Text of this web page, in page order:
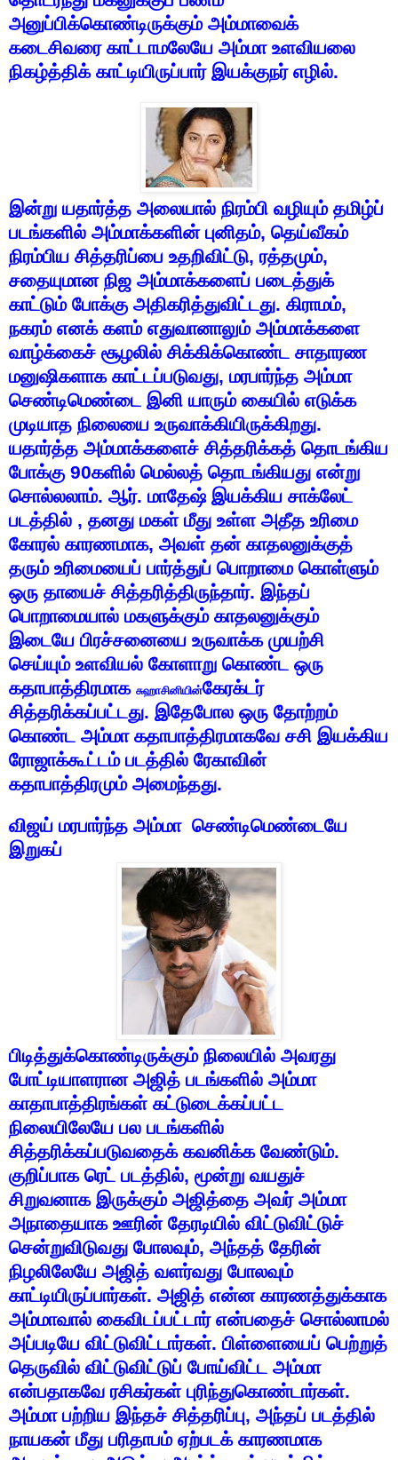
அனுப்பிக்கொண்டிருக்கும் அம்மாவைக்
கடைசிவரை காட்டாமலேயே அம்மா உளவியலை
நிகழ்த்திக் காட்டியிருப்பார் இயக்குநர் எழில்.
இன்று யதார்த்த அலையால் நிரம்பி வழியும் தமிழ்ப்
படங்களில் அம்மாக்களின் புனிதம், தெய்வீகம்
நிரம்பிய சித்தரிப்பை உதறிவிட்டு, ரத்தமும்,
சதையுமான நிஜ அம்மாக்களைப் படைத்துக்
காட்டும் போக்கு அதிகரித்துவிட்டது. கிராமம்,
நகரம் எனக் களம் எதுவானாலும் அம்மாக்களை
வாழ்க்கைச் சூழலில் சிக்கிக்கொண்ட சாதாரண
மனுஷிகளாக காட்டப்படுவது, மரபார்ந்த அம்மா
செண்டிமெண்டை இனி யாரும் கையில் எடுக்க
முடியாத நிலையை உருவாக்கியிருக்கிறது.
யதார்த்த அம்மாக்களைச் சித்தரிக்கத் தொடங்கிய
போக்கு 90களில் மெல்லத் தொடங்கியது என்று
சொல்லலாம். ஆர். மாதேஷ் இயக்கிய சாக்லேட்
படத்தில் , தனது மகள் மீது உள்ள அதீத உரிமை
கோரல் காரணமாக, அவள் தன் காதலனுக்குத்
தரும் உரிமையைப் பார்த்துப் பொறாமை கொள்ளும்
ஒரு தாயைச் சித்தரித்திருந்தார். இந்தப்
பொறாமையால் மகளுக்கும் காதலனுக்கும்
இடையே பிரச்சனையை உருவாக்க முயற்சி
செய்யும் உளவியல் கோளாறு கொண்ட ஒரு
கதாபாத்திரமாக சுஹாசினியின்கேரக்டர்
சித்தரிக்கப்பட்டது. இதேபோல ஒரு தோற்றம்
கொண்ட அம்மா கதாபாத்திரமாகவே சசி இயக்கிய
ரோஜாக்கூட்டம் படத்தில் ரேகாவின்
கதாபாத்திரமும் அமைந்தது.
விஜய் மரபார்ந்த அம்மா செண்டிமெண்டையே
இறுகப்
பிடித்துக்கொண்டிருக்கும் நிலையில் அவரது
போட்டியாளரான அஜித் படங்களில் அம்மா
காதாபாத்திரங்கள் கட்டுடைக்கப்பட்ட
நிலையிலேயே பல படங்களில்
சித்தரிக்கப்படுவதைக் கவனிக்க வேண்டும்.
குறிப்பாக ரெட் படத்தில், மூன்று வயதுச்
சிறுவனாக இருக்கும் அஜித்தை அவர் அம்மா
அநாதையாக ஊரின் தேரடியில் விட்டுவிட்டுச்
சென்றுவிடுவது போலவும், அந்தத் தேரின்
நிழலிலேயே அஜித் வளர்வது போலவும்
காட்டியிருப்பார்கள். அஜித் என்ன காரணத்துக்காக
அம்மாவால் கைவிடப்பட்டார் என்பதைச் சொல்லாமல்
அப்படியே விட்டுவிட்டார்கள். பிள்ளையைப் பெற்றுத்
தெருவில் விட்டுவிட்டுப் போய்விட்ட அம்மா
என்பதாகவே ரசிகர்கள் புரிந்துகொண்டார்கள்.
அம்மா பற்றிய இந்தச் சித்தரிப்பு, அந்தப் படத்தில்
நாயகன் மீது பரிதாபம் ஏற்படக் காரணமாக